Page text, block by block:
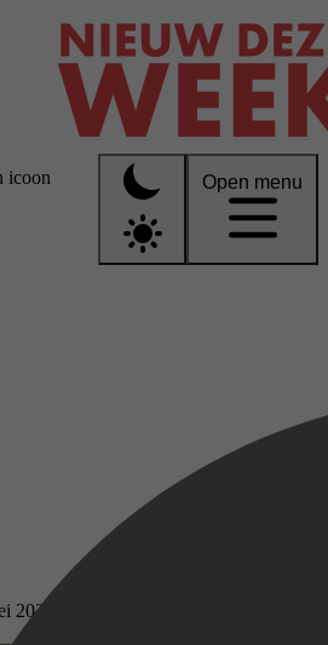
icoon Open menu
Rick and Morty, Giro d’Italia en